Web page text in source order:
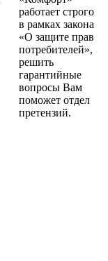
работает строго
в рамках закона
«О защите прав
потребителей»,
решить
гарантийные
вопросы Вам
поможет отдел
претензий.